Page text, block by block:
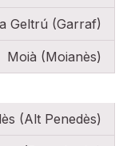
Geltrú (Garraf)
Moià (Moianès)
(Alt Penedès)